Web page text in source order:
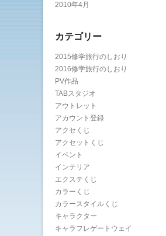
2010年4月
カテゴリー
2015修学旅行のしおり
2016修学旅行のしおり
PV作品
TABスタジオ
アウトレット
アカウント登録
アクセくじ
アクセットくじ
イベント
インテリア
エクステくじ
カラーくじ
カラースタイルくじ
キャラクター
キャラフレゲートウェイ